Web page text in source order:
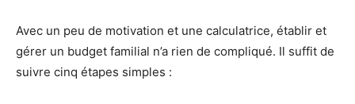
Avec un peu de motivation et une calculatrice, établir et
gérer un budget familial n’a rien de compliqué. Il suffit de
suivre cinq étapes simples :